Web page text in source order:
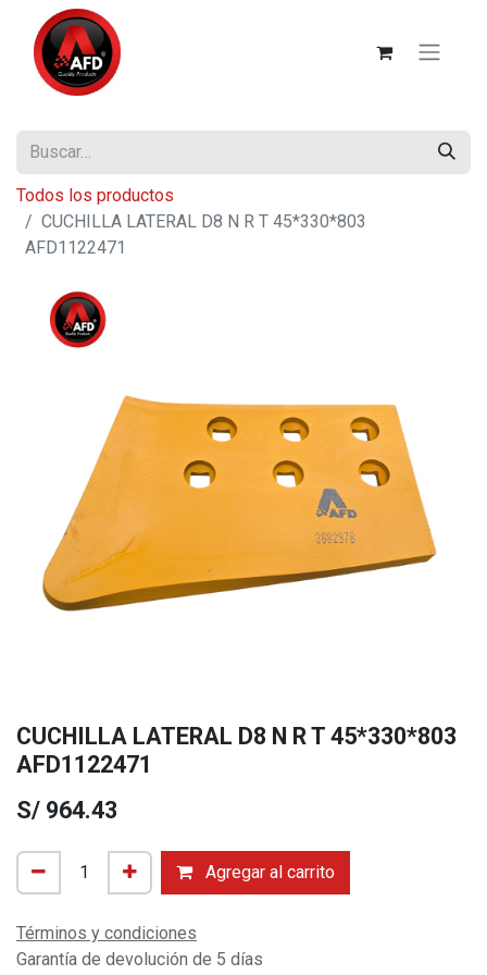
Todos los productos
CUCHILLA LATERAL D8 N R T 45*330*803
AFD1122471
CUCHILLA LATERAL D8 N R T 45*330*803
AFD1122471
S/ 964.43
Agregar al carrito
Términos y condiciones
Garantía de devolución de 5 días